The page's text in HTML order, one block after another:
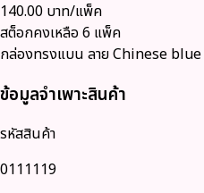
140.00 บาท/แพ็ค
สต็อกคงเหลือ 6 แพ็ค
กล่องทรงแบน ลาย Chinese
ข้อมูลจำเพาะสินค้า
รหัสสินค้า
0111119